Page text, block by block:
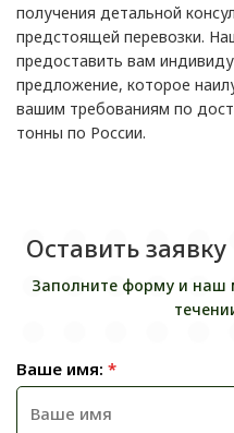
получения детальной
предстоящей перевозки.
предоставить вам
предложение, которое
вашим требованиям по
тонны по России.
Оставить
Заполните форму и наш
Ваше имя: *